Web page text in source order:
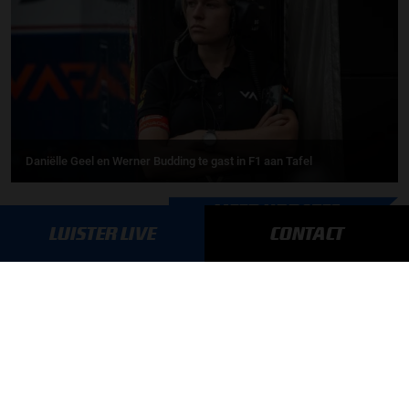
Daniëlle Geel en Werner Budding te gast in F1 aan Tafel
MEER UPDATES
LUISTER LIVE CONTACT